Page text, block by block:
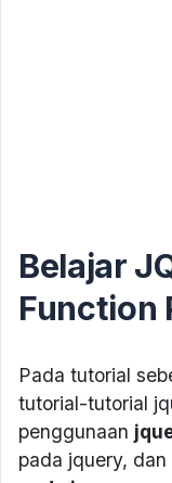
Belajar
Function
Pada tutorial
tutorial-tutorial
penggunaan
pada jquery, dan